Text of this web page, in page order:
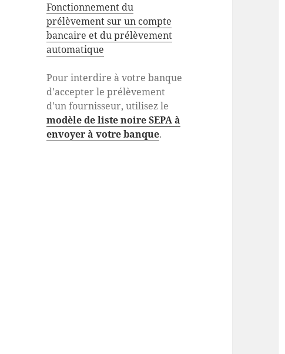
Fonctionnement du
prélèvement sur un compte
bancaire et du prélèvement
automatique
Pour interdire à votre banque
d'accepter le prélèvement
d'un fournisseur, utilisez le
modèle de liste noire SEPA à
envoyer à votre banque.